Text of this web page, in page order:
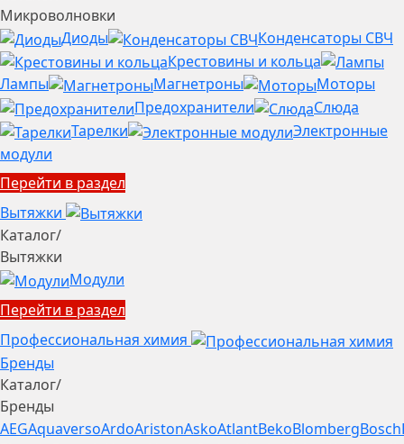
Микроволновки
Диоды
Конденсаторы СВЧ
Крестовины и кольца
Лампы
Магнетроны
Моторы
Предохранители
Слюда
Тарелки
Электронные
модули
Перейти в раздел
Вытяжки
Каталог/
Вытяжки
Модули
Перейти в раздел
Профессиональная химия
Бренды
Каталог/
Бренды
AEGAquaversoArdoAristonAskoAtlantBekoBlombergBosch